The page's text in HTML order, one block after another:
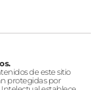
de este sitio
protegidas por